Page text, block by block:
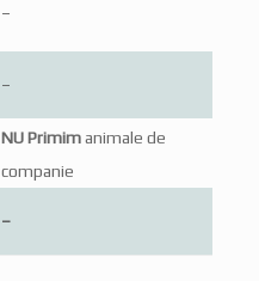
–
–
NU Primimanimale de
companie
–